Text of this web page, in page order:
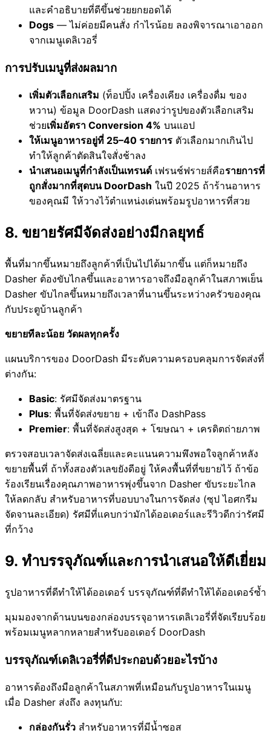
และคำอธิบายที่ดีขึ้นช่วยยกยอดได้
Dogs — ไม่ค่อยมีคนสั่ง กำไรน้อย ลองพิจารณาเอาออก
จากเมนูเดลิเวอรี่
การปรับเมนูที่ส่งผลมาก
เพิ่มตัวเลือกเสริม (ท็อปปิ้ง เครื่องเคียง เครื่องดื่ม ของ
หวาน) ข้อมูล DoorDash แสดงว่ารูปของตัวเลือกเสริม
ช่วยเพิ่มอัตรา Conversion 4% บนแอป
ให้เมนูอาหารอยู่ที่ 25–40 รายการ ตัวเลือกมากเกินไป
ทำให้ลูกค้าตัดสินใจสั่งช้าลง
นำเสนอเมนูที่กำลังเป็นเทรนด์ เฟรนช์ฟรายส์คือรายการที่
ถูกสั่งมากที่สุดบน DoorDash ในปี 2025 ถ้าร้านอาหาร
ของคุณมี ให้วางไว้ตำแหน่งเด่นพร้อมรูปอาหารที่สวย
8. ขยายรัศมีจัดส่งอย่างมีกลยุทธ์
พื้นที่มากขึ้นหมายถึงลูกค้าที่เป็นไปได้มากขึ้น แต่ก็หมายถึง
Dasher ต้องขับไกลขึ้นและอาหารอาจถึงมือลูกค้าในสภาพเย็น
Dasher ขับไกลขึ้นหมายถึงเวลาที่นานขึ้นระหว่างครัวของคุณ
กับประตูบ้านลูกค้า
ขยายทีละน้อย วัดผลทุกครั้ง
แผนบริการของ DoorDash มีระดับความครอบคลุมการจัดส่งที่
ต่างกัน:
Basic: รัศมีจัดส่งมาตรฐาน
Plus: พื้นที่จัดส่งขยาย + เข้าถึง DashPass
Premier: พื้นที่จัดส่งสูงสุด + โฆษณา + เครดิตถ่ายภาพ
ตรวจสอบเวลาจัดส่งเฉลี่ยและคะแนนความพึงพอใจลูกค้าหลัง
ขยายพื้นที่ ถ้าทั้งสองตัวเลขยังดีอยู่ ให้คงพื้นที่ที่ขยายไว้ ถ้าข้อ
ร้องเรียนเรื่องคุณภาพอาหารพุ่งขึ้นจาก Dasher ขับระยะไกล
ให้ลดกลับ สำหรับอาหารที่บอบบางในการจัดส่ง (ซุป ไอศกรีม
จัดจานละเอียด) รัศมีที่แคบกว่ามักได้ออเดอร์และรีวิวดีกว่ารัศมี
ที่กว้าง
9. ทำบรรจุภัณฑ์และการนำเสนอให้ดีเยี่ยม
รูปอาหารที่ดีทำให้ได้ออเดอร์ บรรจุภัณฑ์ที่ดีทำให้ได้ออเดอร์ซ้ำ
มุมมองจากด้านบนของกล่องบรรจุอาหารเดลิเวอรี่ที่จัดเรียบร้อย
พร้อมเมนูหลากหลายสำหรับออเดอร์ DoorDash
บรรจุภัณฑ์เดลิเวอรี่ที่ดีประกอบด้วยอะไรบ้าง
อาหารต้องถึงมือลูกค้าในสภาพที่เหมือนกับรูปอาหารในเมนู
เมื่อ Dasher ส่งถึง ลงทุนกับ:
กล่องกันรั่ว สำหรับอาหารที่มีน้ำซอส